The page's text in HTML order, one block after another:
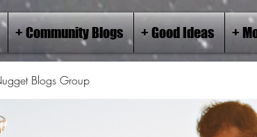
+ Community Blogs + Good Ideas +
Blogs Group